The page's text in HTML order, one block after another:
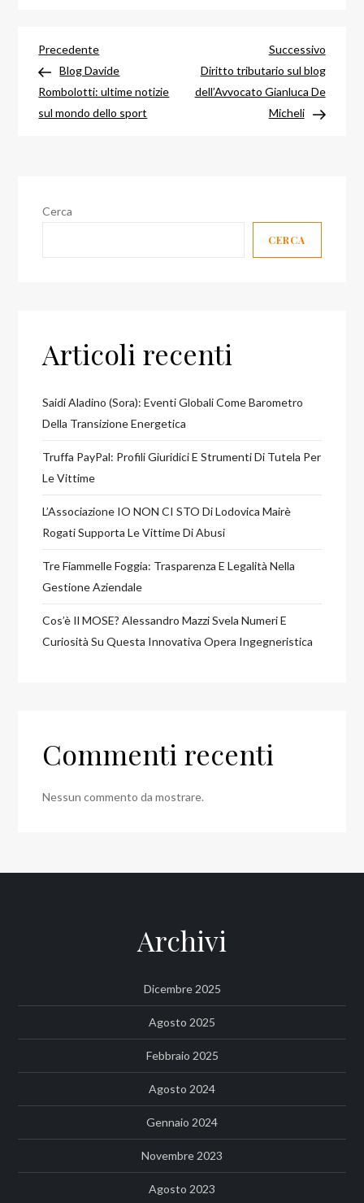
Navigazione
articoli
Articolo
precedente
Precedente
Blog Davide
Rombolotti: ultime notizie
sul mondo dello sport
Successivo
Diritto tributario sul blog
dell’Avvocato Gianluca De
Micheli
Cerca
CERCA
Articoli recenti
Saidi Aladino (Sora): Eventi Globali Come Barometro
Della Transizione Energetica
Truffa PayPal: Profili Giuridici E Strumenti Di Tutela Per
Le Vittime
L’Associazione IO NON CI STO Di Lodovica Mairè
Rogati Supporta Le Vittime Di Abusi
Tre Fiammelle Foggia: Trasparenza E Legalità Nella
Gestione Aziendale
Cos’è Il MOSE? Alessandro Mazzi Svela Numeri E
Curiosità Su Questa Innovativa Opera Ingegneristica
Commenti recenti
Nessun commento da mostrare.
Archivi
Dicembre 2025
Agosto 2025
Febbraio 2025
Agosto 2024
Gennaio 2024
Novembre 2023
Agosto 2023